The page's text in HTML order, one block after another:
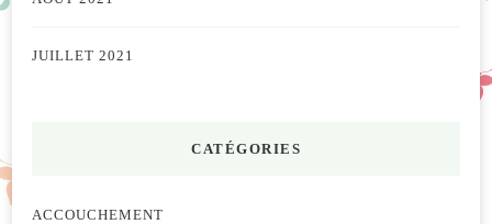
JUILLET 2021
CATÉGORIES
ACCOUCHEMENT